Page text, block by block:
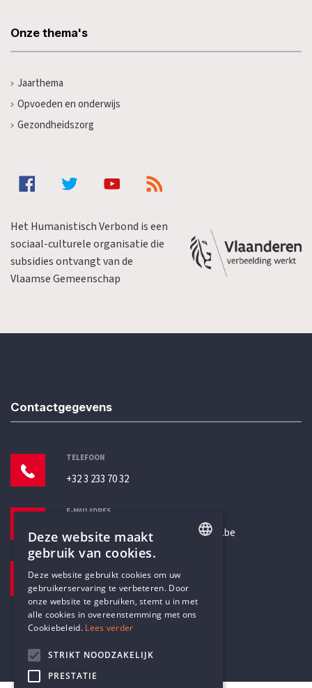
Onze thema's
Jaarthema
Opvoeden en onderwijs
Gezondheidszorg
Het Humanistisch Verbond is een
sociaal-culturele organisatie die
subsidies ontvangt van de
Vlaamse Gemeenschap
Contactgegevens
TELEFOON
+32 3 233 70 32
E-MAILADRES
secretariaat@humanistischverbond.be
Pottenbrug 4
Antwerpen, 2000
DUTCH
Deze website maakt
gebruik van cookies.
Deze website gebruikt cookies om uw
gebruikerservaring te verbeteren. Door
onze website te gebruiken, stemt u in met
alle cookies in overeenstemming met ons
Cookiebeleid. Lees verder
STRIKT NOODZAKELIJK
PRESTATIE